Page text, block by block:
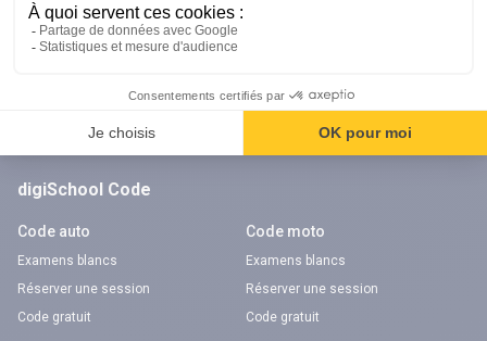
Formations
Métiers
Chaîne Youtube Orientation
digiSchool Code
Code auto
Examens blancs
Réserver une session
Code gratuit
Code moto
Examens blancs
Réserver une session
Code gratuit